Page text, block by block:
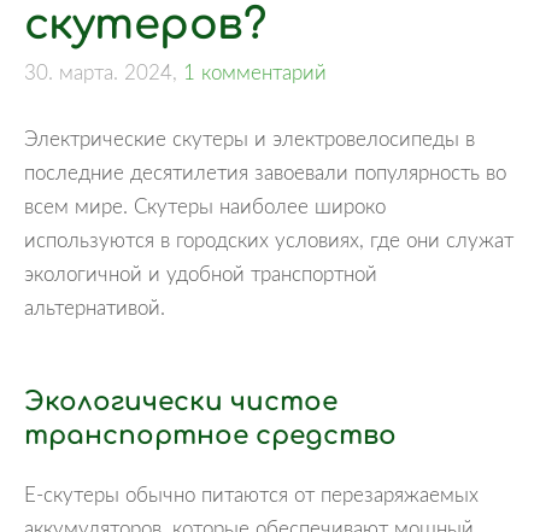
скутеров?
30. марта. 2024, 1 комментарий
Электрические скутеры и электровелосипеды в
последние десятилетия завоевали популярность во
всем мире. Скутеры наиболее широко
используются в городских условиях, где они служат
экологичной и удобной транспортной
альтернативой.
Экологически чистое
транспортное средство
Е-скутеры обычно питаются от перезаряжаемых